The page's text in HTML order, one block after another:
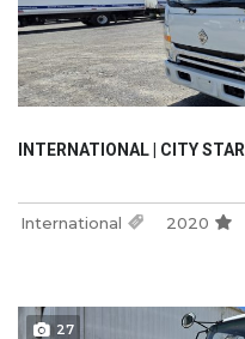
INTERNATIONAL | CITY
International 2020
27